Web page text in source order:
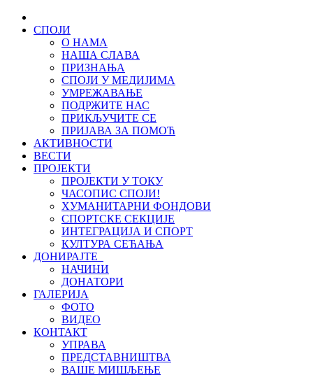
СПОЈИ
О НАМА
НАША СЛАВА
ПРИЗНАЊА
СПОЈИ У МЕДИЈИМА
УМРЕЖАВАЊЕ
ПОДРЖИТЕ НАС
ПРИКЉУЧИТЕ СЕ
ПРИЈАВА ЗА ПОМОЋ
АКТИВНОСТИ
ВЕСТИ
ПРОЈЕКТИ
ПРОЈЕКТИ У ТОКУ
ЧАСОПИС СПОЈИ!
ХУМАНИТАРНИ ФОНДОВИ
СПОРТСКЕ СЕКЦИЈЕ
ИНТЕГРАЦИЈА И СПОРТ
КУЛТУРА СЕЋАЊА
ДОНИРАЈТЕ
НАЧИНИ
ДОНАТОРИ
ГАЛЕРИЈА
ФОТО
ВИДЕО
КОНТАКТ
УПРАВА
ПРЕДСТАВНИШТВА
ВАШЕ МИШЉЕЊЕ